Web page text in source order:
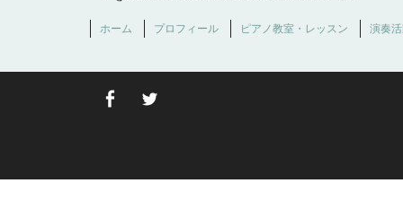
ホーム プロフィール ピアノ教室・レッスン 演奏